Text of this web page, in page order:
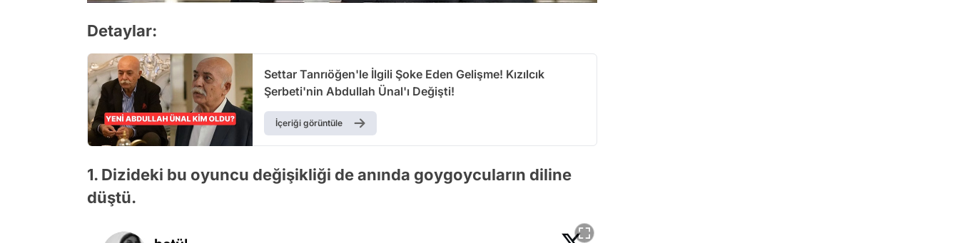
Detaylar:
Settar Tanrıöğen'le İlgili Şoke Eden Gelişme! Kızılcık
Şerbeti'nin Abdullah Ünal'ı Değişti!
İçeriği görüntüle
1. Dizideki bu oyuncu değişikliği de anında goygoycuların diline
düştü.